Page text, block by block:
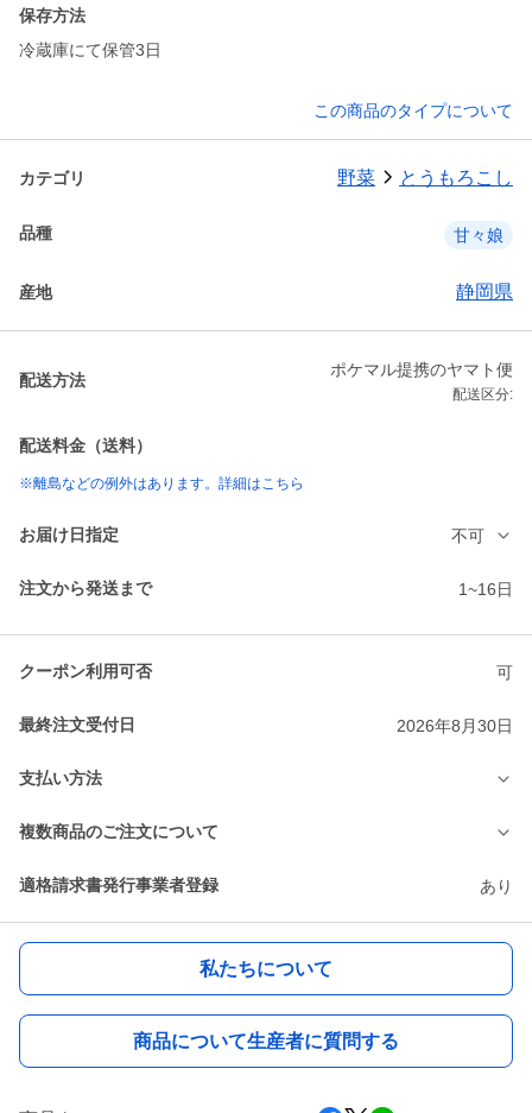
保存方法
冷蔵庫にて保管3日
この商品のタイプについて
カテゴリ 野菜 とうもろこし
品種 甘々娘
産地 静岡県
配送方法
ポケマル提携のヤマト便
配送区分:
配送料金（送料）
※離島などの例外はあります。詳細はこちら
お届け日指定 不可
注文から発送まで 1~16日
クーポン利用可否 可
最終注文受付日 2026年8月30日
支払い方法
複数商品のご注文について
適格請求書発行事業者登録 あり
私たちについて
商品について生産者に質問する